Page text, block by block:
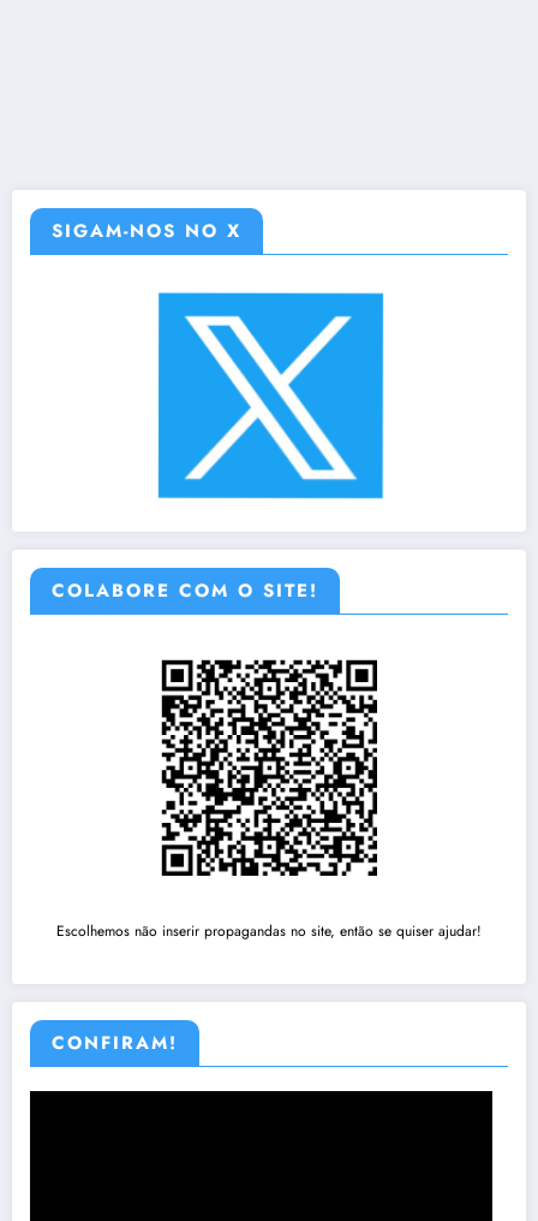
SIGAM-NOS NO X
COLABORE COM O SITE!
Escolhemos não inserir propagandas no site, então se quiser ajudar!
CONFIRAM!